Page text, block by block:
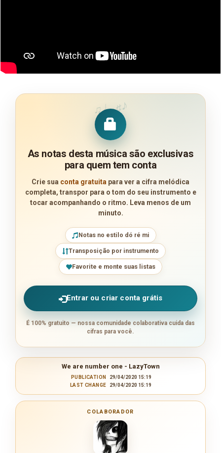
♫♩♯♪
As notas desta música são exclusivas
para quem tem conta
Crie sua conta gratuita para ver a cifra melódica
completa, transpor para o tom do seu instrumento e
tocar acompanhando o ritmo. Leva menos de um
minuto.
Notas no estilo dó ré mi
Transposição por instrumento
Favorite e monte suas listas
Entrar ou criar conta grátis
É 100% gratuito — nossa comunidade colaborativa cuida das
cifras para você.
We are number one - LazyTown
PUBLICATION
29/04/2020 15:19
LAST CHANGE
29/04/2020 15:19
COLABORADOR